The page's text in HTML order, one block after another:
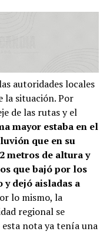
autoridades locales
la situación. Por
de las rutas y el
mayor estaba en el
que en su
metros de altura y
que bajó por los
y dejó aisladas a
lo mismo, la
regional se
nota ya tenía una